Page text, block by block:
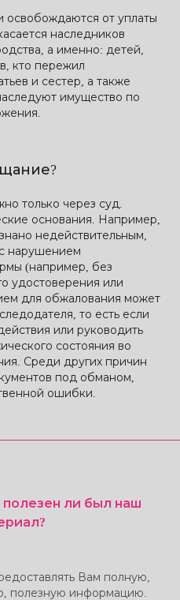
освобождаются от уплаты
наследников
а именно: детей,
кто пережил
и сестер, а также
имущество по
только через суд.
основания. Например,
недействительным,
нарушением
(например, без
удостоверения или
для обжалования может
то есть если
или руководить
состояния во
Среди других причин
под обманом,
ошибки.
ли был наш
Вам полную,
полезную информацию.